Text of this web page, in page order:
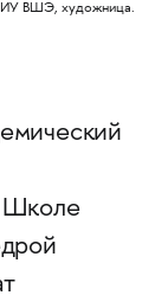
ВШЭ, художница.
Школе